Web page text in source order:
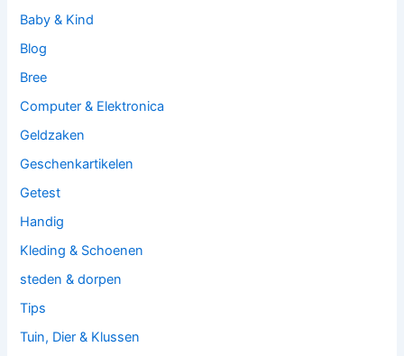
Baby & Kind
Blog
Bree
Computer & Elektronica
Geldzaken
Geschenkartikelen
Getest
Handig
Kleding & Schoenen
steden & dorpen
Tips
Tuin, Dier & Klussen